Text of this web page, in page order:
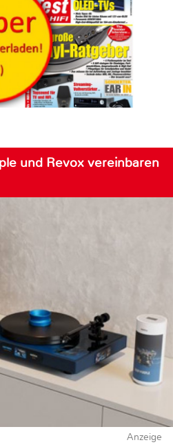
und Revox vereinbaren
Anzeige